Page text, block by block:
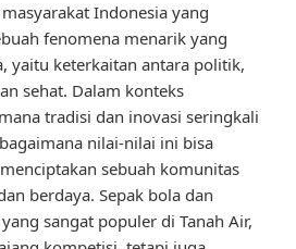
Indonesia yang
fenomena menarik yang
yaitu keterkaitan antara politik,
sehat. Dalam konteks
tradisi dan inovasi seringkali
nilai-nilai ini bisa
sebuah komunitas
berdaya. Sepak bola dan
sangat populer di Tanah Air,